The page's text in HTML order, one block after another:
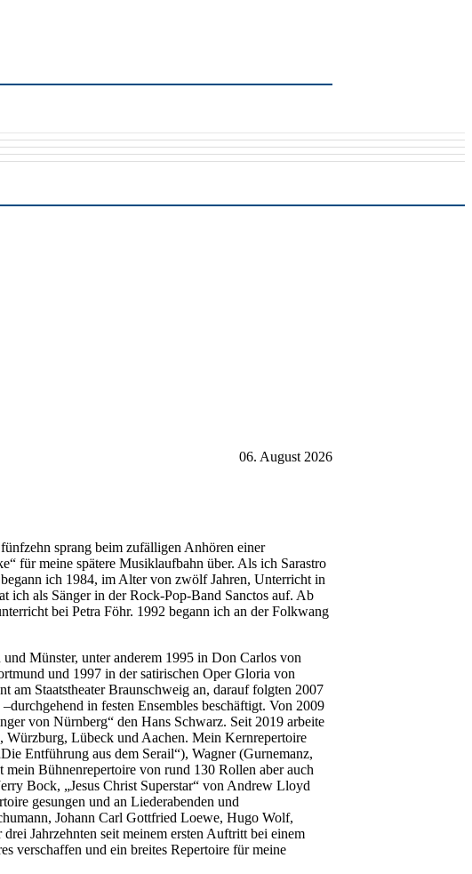
06. August 2026
sprang beim zufälligen Anhören einer
für meine spätere Musiklaufbahn über. Als ich Sarastro
ich 1984, im Alter von zwölf Jahren, Unterricht in
ich als Sänger in der Rock-Pop-Band Sanctos auf. Ab
bei Petra Föhr. 1992 begann ich an der Folkwang
Münster, unter anderem 1995 in Don Carlos von
und 1997 in der satirischen Oper Gloria von
am Staatstheater Braunschweig an, darauf folgten 2007
in festen Ensembles beschäftigt. Von 2009
von Nürnberg“ den Hans Schwarz. Seit 2019 arbeite
Würzburg, Lübeck und Aachen. Mein Kernrepertoire
Entführung aus dem Serail“), Wagner (Gurnemanz,
Bühnenrepertoire von rund 130 Rollen aber auch
Bock, „Jesus Christ Superstar“ von Andrew Lloyd
gesungen und an Liederabenden und
Johann Carl Gottfried Loewe, Hugo Wolf,
Jahrzehnten seit meinem ersten Auftritt bei einem
verschaffen und ein breites Repertoire für meine